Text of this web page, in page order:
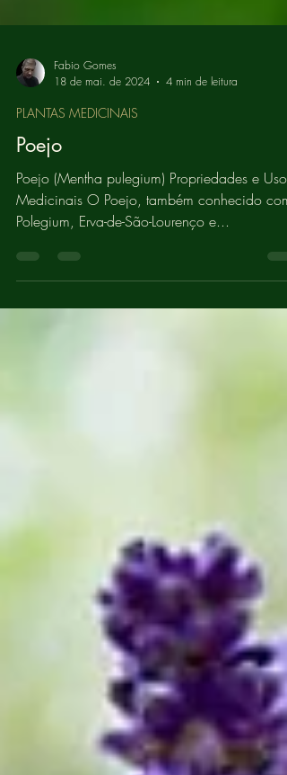
Fabio Gomes
18 de mai. de 2024
PLANTAS MEDICINAIS
Poejo
Poejo (Mentha pulegium) Propriedades e Usos
Polegium, Erva-de-São-Lourenço e...